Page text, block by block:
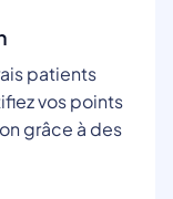
patients
vos points
grâce à des